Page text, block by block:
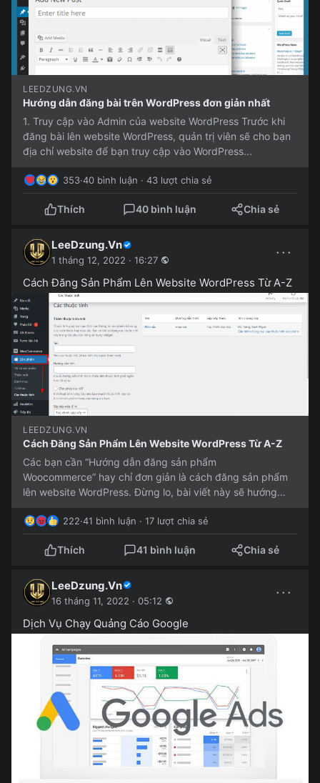
LEEDZUNG.VN
Hướng dẫn đăng bài trên WordPress đơn giản nhất
1. Truy cập vào Admin của website WordPress Trước khi
đăng bài lên website WordPress, quản trị viên sẽ cho bạn
địa chỉ website để bạn truy cập vào WordPress...
353·40 bình luận · 43 lượt chia sẻ
Thích 40 bình luận Chia sẻ
LeeDzung.Vn
1 tháng 12, 2022 · 16:27 ···
Cách Đăng Sản Phẩm Lên Website WordPress Từ A-Z
LEEDZUNG.VN
Cách Đăng Sản Phẩm Lên Website WordPress Từ A-Z
Các bạn cần “Hướng dẫn đăng sản phẩm
Woocommerce” hay chỉ đơn giản là cách đăng sản phẩm
lên website WordPress. Đừng lo, bài viết này sẽ hướng
222·41 bình luận · 17 lượt chia sẻ
Thích 41 bình luận Chia sẻ
LeeDzung.Vn
16 tháng 11, 2022 · 05:12 ···
Dịch Vụ Chạy Quảng Cáo Google